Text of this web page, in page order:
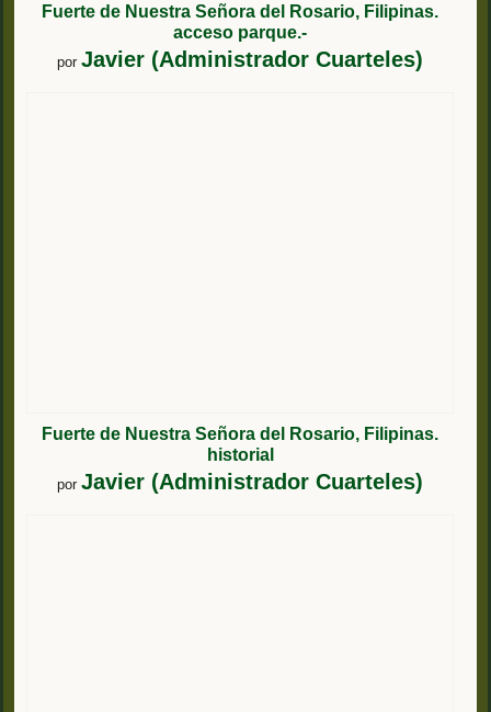
Fuerte de Nuestra Señora del Rosario, Filipinas.
acceso parque.-
por Javier (Administrador Cuarteles)
Fuerte de Nuestra Señora del Rosario, Filipinas.
historial
por Javier (Administrador Cuarteles)